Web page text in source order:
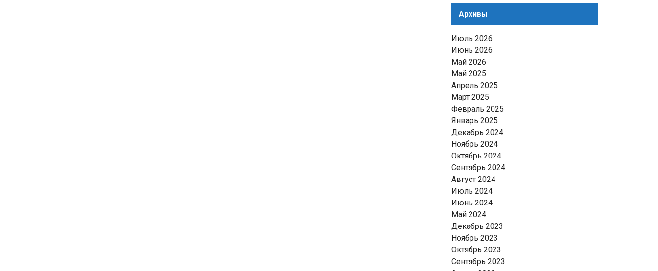
Архивы
Июль 2026
Июнь 2026
Май 2026
Май 2025
Апрель 2025
Март 2025
Февраль 2025
Январь 2025
Декабрь 2024
Ноябрь 2024
Октябрь 2024
Сентябрь 2024
Август 2024
Июль 2024
Июнь 2024
Май 2024
Декабрь 2023
Ноябрь 2023
Октябрь 2023
Сентябрь 2023